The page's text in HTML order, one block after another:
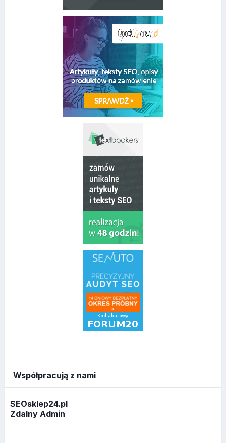
Współpracują z nami
SEOsklep24.pl
Zdalny Admin